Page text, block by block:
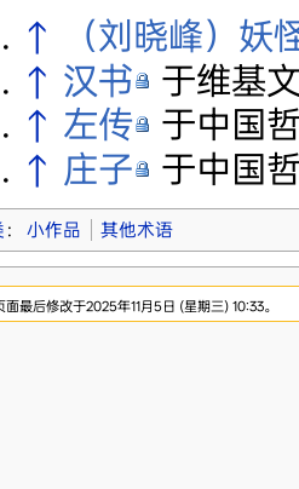
↑
（刘晓峰）妖
↑ 汉书
于维基
↑ 左传
于中国
↑ 庄子 于中国
： 小作品 其他术语
面最后修改于2025年11月5日 (星期三) 10:33。